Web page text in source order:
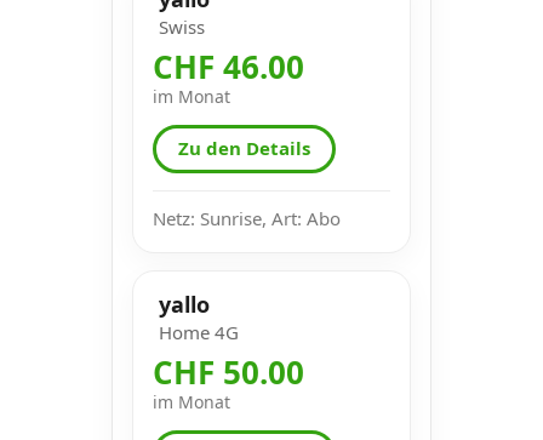
Swiss
CHF 46.00
im Monat
Zu den Details
Netz: Sunrise, Art: Abo
yallo
Home 4G
CHF 50.00
im Monat